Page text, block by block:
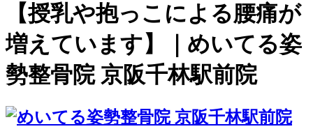
【授乳や抱っこによる腰痛が
増えています】｜めいてる姿
勢整骨院 京阪千林駅前院